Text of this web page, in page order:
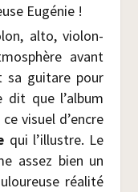
Eugénie !
alto, vio­lon­
avant
sa gui­tare pour
dit que l’album
visuel d’encre
qui l’illustre. Le
assez bien un
réa­li­té